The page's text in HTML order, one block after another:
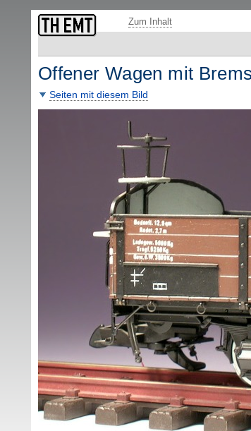
Zum Inhalt
Offener Wagen mit
Seiten mit diesem Bild